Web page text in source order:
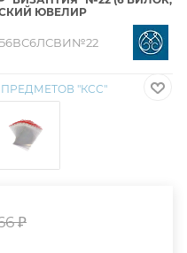
ЮВЕЛИР
ПРЕДМЕТОВ "КСС"
₽